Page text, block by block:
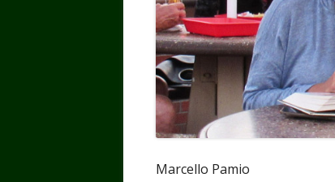
Marcello Pamio